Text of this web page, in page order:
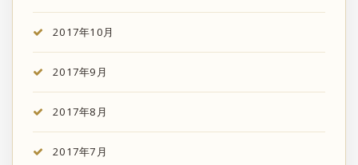
2017年10月
2017年9月
2017年8月
2017年7月